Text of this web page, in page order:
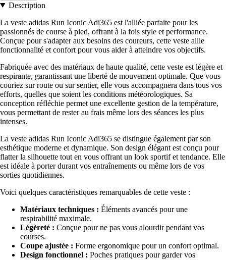
Description
La veste adidas Run Iconic Adi365 est l'alliée parfaite pour les
passionnés de course à pied, offrant à la fois style et performance.
Conçue pour s'adapter aux besoins des coureurs, cette veste allie
fonctionnalité et confort pour vous aider à atteindre vos objectifs.
Fabriquée avec des matériaux de haute qualité, cette veste est légère et
respirante, garantissant une liberté de mouvement optimale. Que vous
couriez sur route ou sur sentier, elle vous accompagnera dans tous vos
efforts, quelles que soient les conditions météorologiques. Sa
conception réfléchie permet une excellente gestion de la température,
vous permettant de rester au frais même lors des séances les plus
intenses.
La veste adidas Run Iconic Adi365 se distingue également par son
esthétique moderne et dynamique. Son design élégant est conçu pour
flatter la silhouette tout en vous offrant un look sportif et tendance. Elle
est idéale à porter durant vos entraînements ou même lors de vos
sorties quotidiennes.
Voici quelques caractéristiques remarquables de cette veste :
Matériaux techniques : Éléments avancés pour une
respirabilité maximale.
Légèreté : Conçue pour ne pas vous alourdir pendant vos
courses.
Coupe ajustée : Forme ergonomique pour un confort optimal.
Design fonctionnel : Poches pratiques pour garder vos